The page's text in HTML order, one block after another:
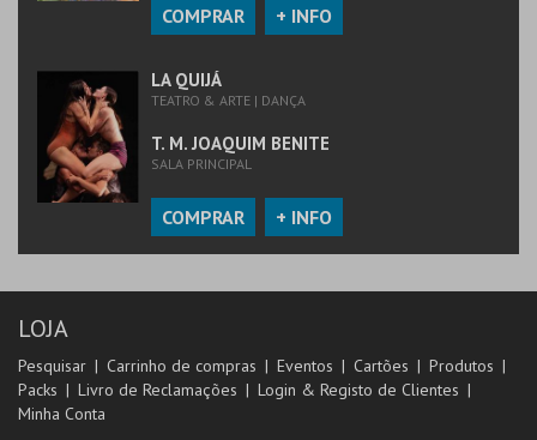
COMPRAR + INFO
LA QUIJÁ
TEATRO & ARTE | DANÇA
T. M. JOAQUIM BENITE
SALA PRINCIPAL
COMPRAR + INFO
LOJA
Pesquisar Carrinho de compras Eventos Cartões
Produtos
Packs
Livro de Reclamações
Login & Registo de Clientes
Minha Conta